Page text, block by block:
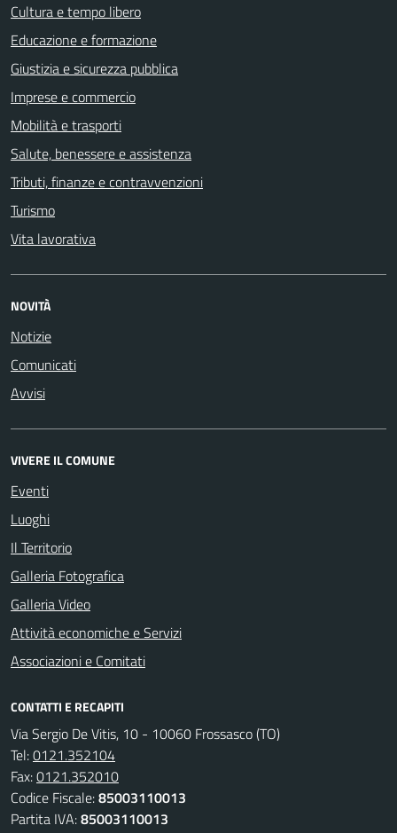
Cultura e tempo libero
Educazione e formazione
Giustizia e sicurezza pubblica
Imprese e commercio
Mobilità e trasporti
Salute, benessere e assistenza
Tributi, finanze e contravvenzioni
Turismo
Vita lavorativa
NOVITÀ
Notizie
Comunicati
Avvisi
VIVERE IL COMUNE
Eventi
Luoghi
Il Territorio
Galleria Fotografica
Galleria Video
Attività economiche e Servizi
Associazioni e Comitati
CONTATTI E RECAPITI
Via Sergio De Vitis, 10 - 10060 Frossasco (TO)
Tel:0121.352104
Fax:0121.352010
Codice Fiscale:85003110013
Partita IVA:85003110013